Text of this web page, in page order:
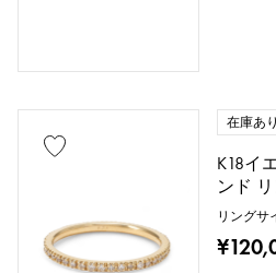
在庫あり
K18イ
ンド
リングサ